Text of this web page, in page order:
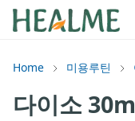
Home 미용루틴
다이소